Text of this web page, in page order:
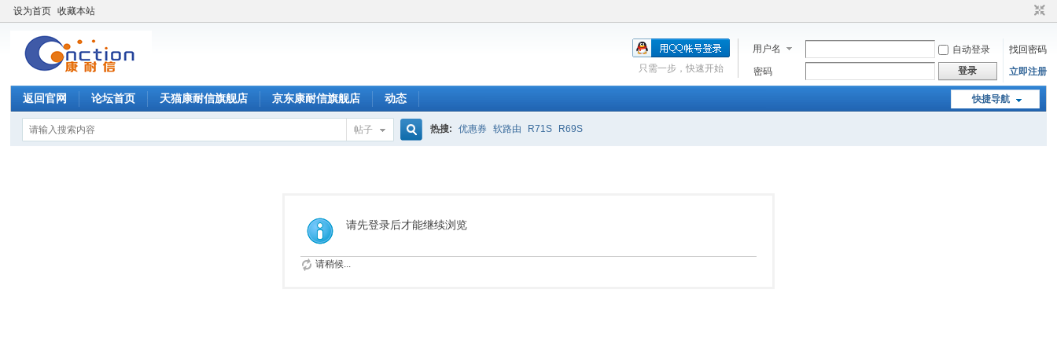
设为首页 收藏本站
用户名 自动登录
找回密码
密码
登录 立即注册
只需一步，快速开始
快捷导航
返回官网 论坛首页 天猫康耐信旗舰店 京东康耐信旗舰店 动态
帖子
索
热搜: 优惠券 软路由 R71S R69S
请先登录后才能继续浏览
请稍候...